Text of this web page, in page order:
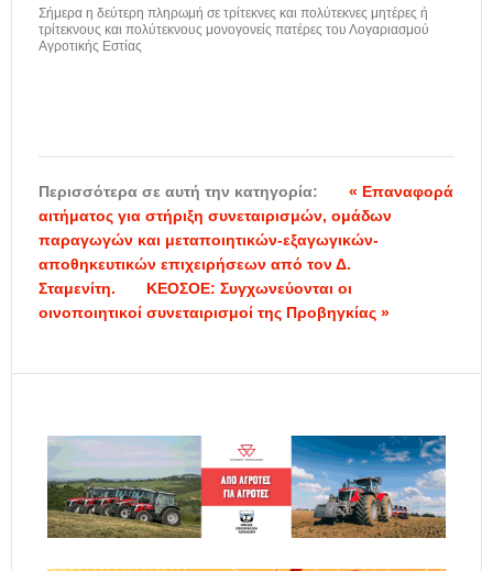
Σήμερα η δεύτερη πληρωμή σε τρίτεκνες και πολύτεκνες μητέρες ή
τρίτεκνους και πολύτεκνους μονογονείς πατέρες του Λογαριασμού
Αγροτικής Εστίας
Περισσότερα σε αυτή την κατηγορία:
« Επαναφορά
αιτήματος για στήριξη συνεταιρισμών, ομάδων
παραγωγών και μεταποιητικών-εξαγωγικών-
αποθηκευτικών επιχειρήσεων από τον Δ.
Σταμενίτη.
ΚΕΟΣΟΕ: Συγχωνεύονται οι
οινοποιητικοί συνεταιρισμοί της Προβηγκίας »